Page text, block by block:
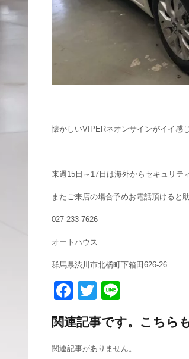
懐かしいVIPERネオンサインがイイ感
来週15日～17日は海外からセキュリテ
またご来店の場合予めお電話頂けると
027-233-7626
オートハウス
群馬県渋川市北橘町下箱田626-26
F
a
c
e
T
tt
er
e
関連記事です。こちら
関連記事がありません。